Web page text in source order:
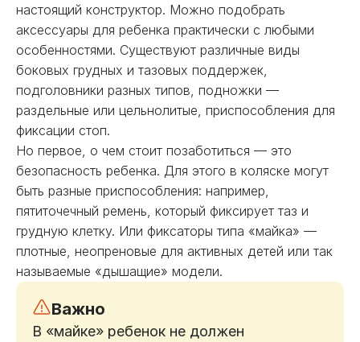
настоящий конструктор. Можно подобрать
аксессуары для ребенка практически с любыми
особенностями. Существуют различные виды
боковых грудных и тазовых поддержек,
подголовники разных типов, подножки —
раздельные или цельнолитые, приспособления для
фиксации стоп.
Но первое, о чем стоит позаботиться — это
безопасность ребенка. Для этого в коляске могут
быть разные приспособления: например,
пятиточечный ремень, который фиксирует таз и
грудную клетку. Или фиксаторы типа «майка» —
плотные, неопреновые для активных детей или так
называемые «дышащие» модели.
Важно
В «майке» ребенок не должен